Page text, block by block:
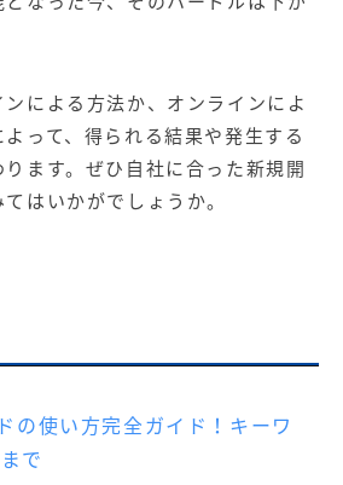
による方法か、オンラインによ
って、得られる結果や発生する
ます。ぜひ自社に合った新規開
はいかがでしょうか。
の使い方完全ガイド！キーワ
で